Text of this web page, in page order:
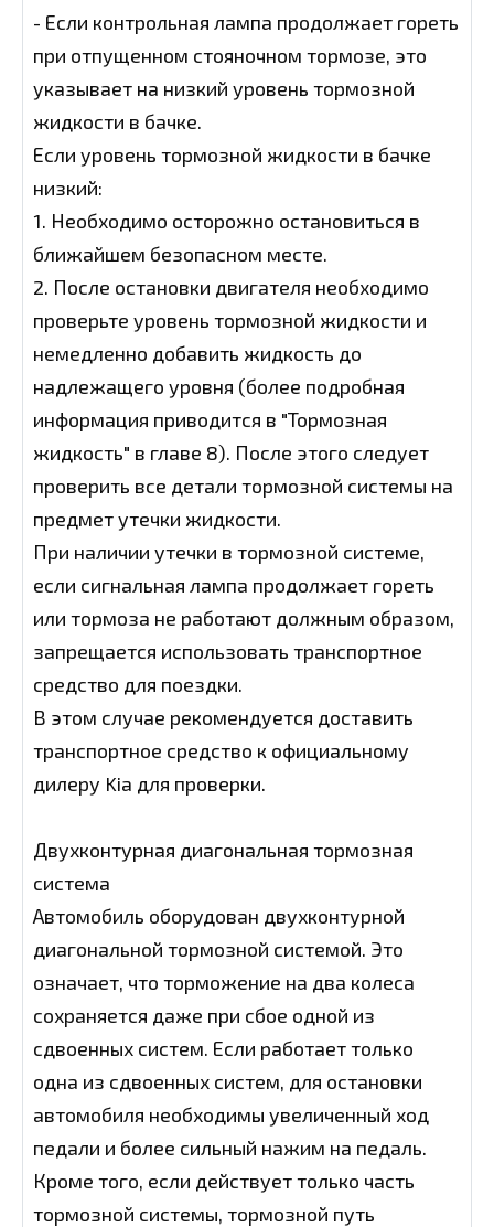
- Если контрольная лампа продолжает гореть
при отпущенном стояночном тормозе, это
указывает на низкий уровень тормозной
жидкости в бачке.
Если уровень тормозной жидкости в бачке
низкий:
1. Необходимо осторожно остановиться в
ближайшем безопасном месте.
2. После остановки двигателя необходимо
проверьте уровень тормозной жидкости и
немедленно добавить жидкость до
надлежащего уровня (более подробная
информация приводится в "Тормозная
жидкость" в главе 8). После этого следует
проверить все детали тормозной системы на
предмет утечки жидкости.
При наличии утечки в тормозной системе,
если сигнальная лампа продолжает гореть
или тормоза не работают должным образом,
запрещается использовать транспортное
средство для поездки.
В этом случае рекомендуется доставить
транспортное средство к официальному
дилеру Kia для проверки.
Двухконтурная диагональная тормозная
система
Автомобиль оборудован двухконтурной
диагональной тормозной системой. Это
означает, что торможение на два колеса
сохраняется даже при сбое одной из
сдвоенных систем. Если работает только
одна из сдвоенных систем, для остановки
автомобиля необходимы увеличенный ход
педали и более сильный нажим на педаль.
Кроме того, если действует только часть
тормозной системы, тормозной путь